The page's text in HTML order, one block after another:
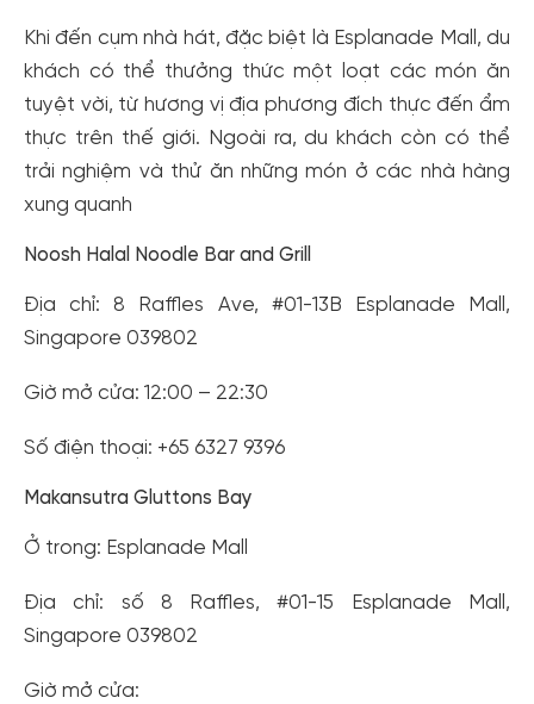
Khi đến cụm nhà hát, đặc biệt là Esplanade Mall, du
khách có thể thưởng thức một loạt các món ăn
tuyệt vời, từ hương vị địa phương đích thực đến ẩm
thực trên thế giới. Ngoài ra, du khách còn có thể
trải nghiệm và thử ăn những món ở các nhà hàng
xung quanh
Noosh Halal Noodle Bar and Grill
Địa chỉ: 8 Raffles Ave, #01-13B Esplanade Mall,
Singapore 039802
Giờ mở cửa: 12:00 – 22:30
Số điện thoại: +65 6327 9396
Makansutra Gluttons Bay
Ở trong: Esplanade Mall
Địa chỉ: số 8 Raffles, #01-15 Esplanade Mall,
Singapore 039802
Giờ mở cửa: